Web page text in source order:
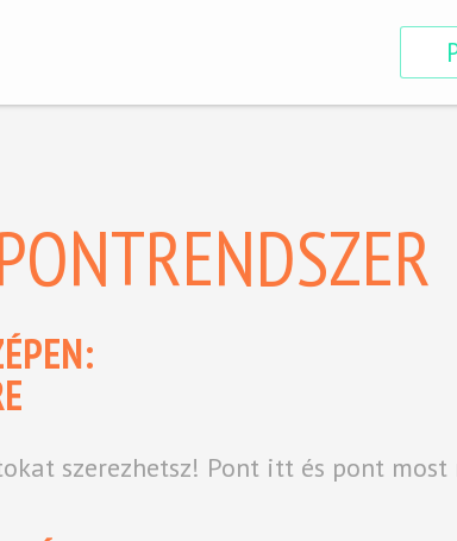
szerezhetsz! Pont itt és pont